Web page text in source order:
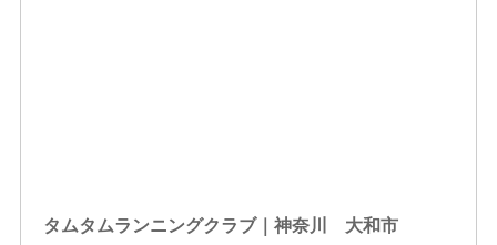
タムタムランニングクラブ｜神奈川 大和市